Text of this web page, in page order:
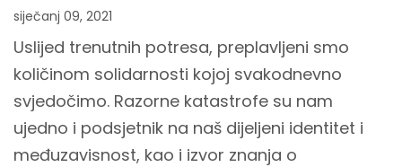
siječanj 09, 2021
Uslijed trenutnih potresa, preplavljeni smo
količinom solidarnosti kojoj svakodnevno
svjedočimo. Razorne katastrofe su nam
ujedno i podsjetnik na naš dijeljeni identitet i
međuzavisnost, kao i izvor znanja o